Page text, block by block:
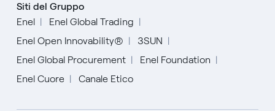
Siti del Gruppo
Enel
Enel Global Trading
Enel Open Innovability®
3SUN
Enel Global Procurement
Enel Foundation
Enel Cuore
Canale Etico